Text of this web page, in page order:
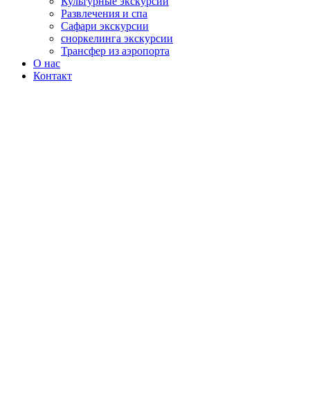
Развлечения и спа
Сафари экскурсии
сноркелинга экскурсии
Трансфер из аэропорта
О нас
Контакт